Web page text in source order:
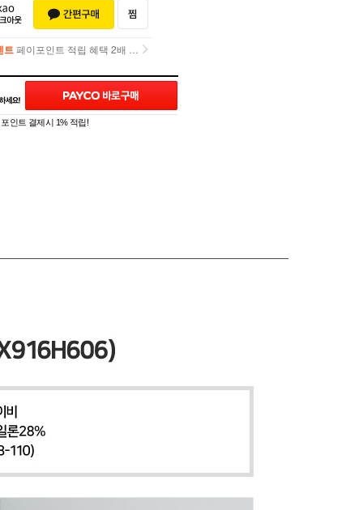
트 페이포인트 적립 혜택 2배 UP!
포인트 결제시 1% 적립!